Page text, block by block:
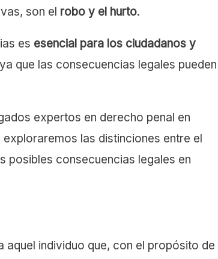
son el robo y el hurto.
es esencial para los ciudadanos y
que las consecuencias legales pueden
expertos en derecho penal en
las distinciones entre el
posibles consecuencias legales en
aquel individuo que, con el propósito de